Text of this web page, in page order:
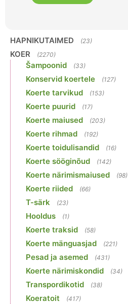
HAPNIKUTAIMED (23)
KOER (2270)
Šampoonid (33)
Konservid koertele (127)
Koerte tarvikud (153)
Koerte puurid (17)
Koerte maiused (203)
Koerte rihmad (192)
Koerte toidulisandid (16)
Koerte sööginõud (142)
Koerte närimismaiused (98)
Koerte riided (66)
T-särk (23)
Hooldus (1)
Koerte traksid (58)
Koerte mänguasjad (221)
Pesad ja asemed (431)
Koerte närimiskondid (34)
Transpordikotid (38)
Koeratoit (417)